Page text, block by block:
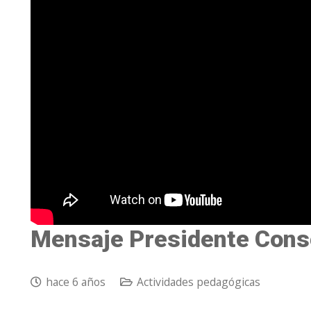
Mensaje Presidente
hace 6 años Actividades pedagógicas